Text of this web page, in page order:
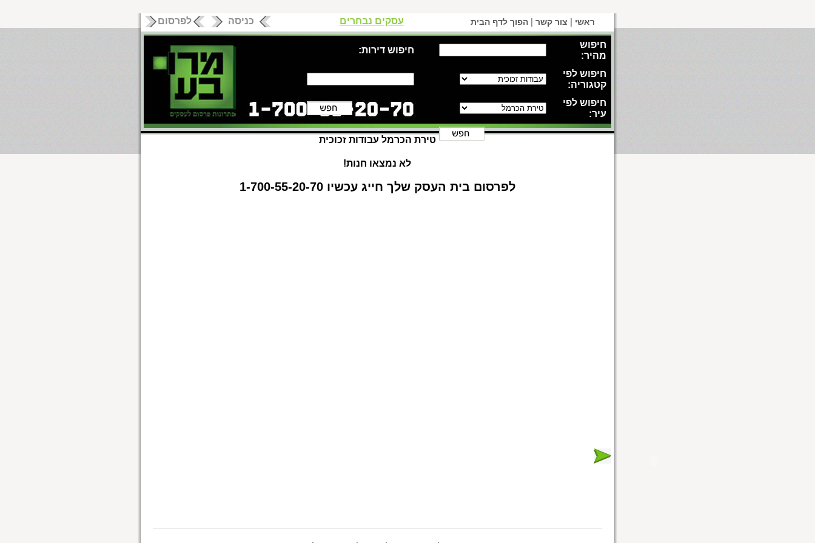
ראשי | צור קשר | הפוך לדף הבית לפרסום כניסה עסקים נבחרים
חיפוש
מהיר:
חיפוש דירות:
חיפוש לפי
קטגוריה:
חיפוש לפי
עיר:
טירת הכרמל עבודות זכוכית
לא נמצאו חנות!
לפרסום בית העסק שלך חייג עכשיו 1-700-55-20-70